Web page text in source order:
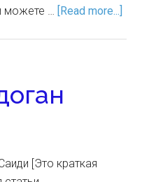
можете … [Read more...]
[Это краткая